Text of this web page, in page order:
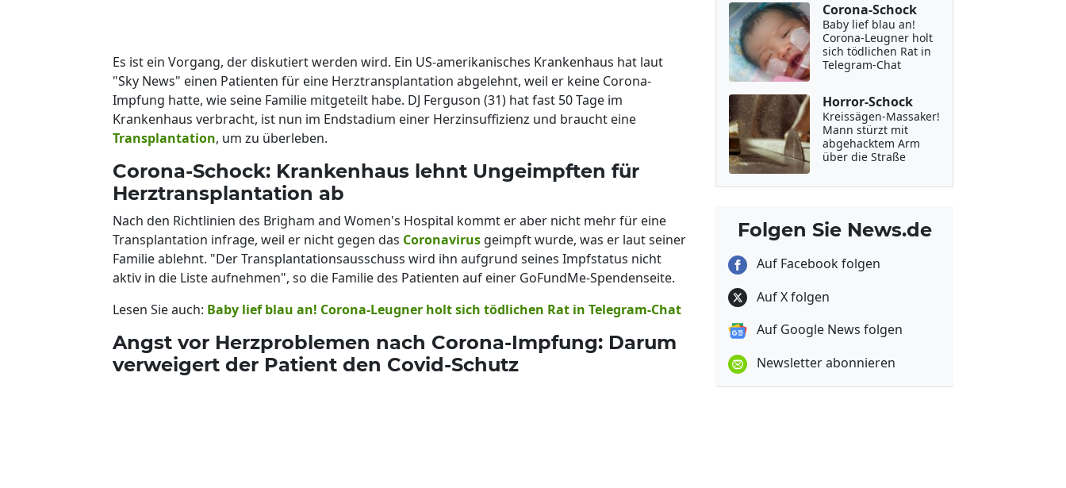
Es ist ein Vorgang, der diskutiert werden wird. Ein US-amerikanisches Krankenhaus hat laut
"Sky News" einen Patienten für eine Herztransplantation abgelehnt, weil er keine Corona-
Impfung hatte, wie seine Familie mitgeteilt habe. DJ Ferguson (31) hat fast 50 Tage im
Krankenhaus verbracht, ist nun im Endstadium einer Herzinsuffizienz und braucht eine
Transplantation, um zu überleben.
Corona-Schock: Krankenhaus lehnt Ungeimpften für
Herztransplantation ab
Nach den Richtlinien des Brigham and Women's Hospital kommt er aber nicht mehr für eine
Transplantation infrage, weil er nicht gegen das Coronavirus geimpft wurde, was er laut seiner
Familie ablehnt. "Der Transplantationsausschuss wird ihn aufgrund seines Impfstatus nicht
aktiv in die Liste aufnehmen", so die Familie des Patienten auf einer GoFundMe-Spendenseite.
Lesen Sie auch: Baby lief blau an! Corona-Leugner holt sich tödlichen Rat in Telegram-Chat
Angst vor Herzproblemen nach Corona-Impfung: Darum
verweigert der Patient den Covid-Schutz
Corona-Schock
Baby lief blau an!
Corona-Leugner holt
sich tödlichen Rat in
Telegram-Chat
Horror-Schock
Kreissägen-Massaker!
Mann stürzt mit
abgehacktem Arm
über die Straße
Folgen Sie News.de
Auf Facebook folgen
Auf X folgen
Auf Google News folgen
Newsletter abonnieren